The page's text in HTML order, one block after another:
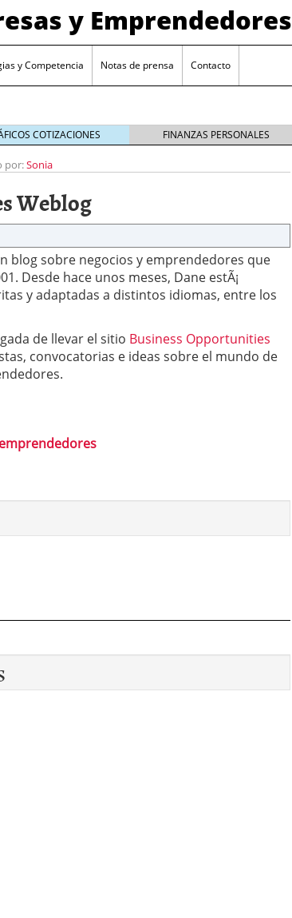
y Emprendedores
y Competencia Notas de prensa Contacto
españolas no llega a los tres años (y cómo
de emprender en el mismo país
ronda, esto es lo que los fondos quieren ver
y un problema: ¿por qué no salen más?
COTIZACIONES FINANZAS PERSONALES
por:Sonia
Weblog
blog sobre negocios y emprendedores que
Desde hace unos meses, Dane estÃ¡
y adaptadas a distintos idiomas, entre los
de llevar el sitio Business Opportunities
convocatorias e ideas sobre el mundo de